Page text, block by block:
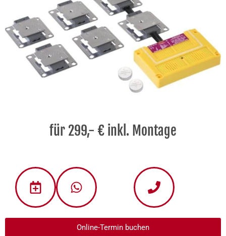
für 299,- € inkl. Montage
Online-Termin buchen